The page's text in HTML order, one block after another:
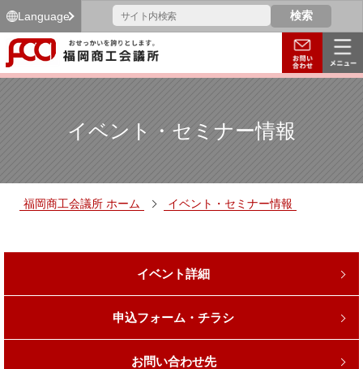
Language
イベント・セミナー情報
福岡商工会議所 ホーム イベント・セミナー情報
イベント詳細
申込フォーム・チラシ
お問い合わせ先